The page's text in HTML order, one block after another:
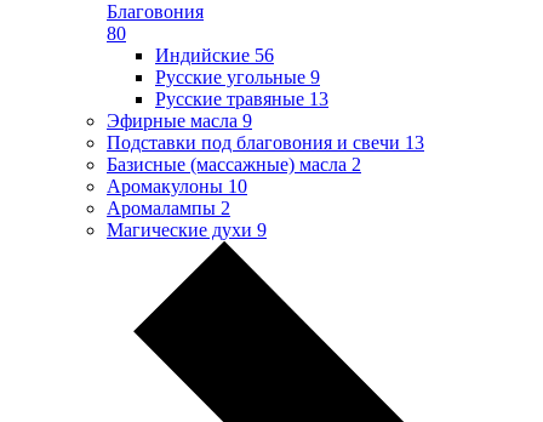
Благовония
80
Индийские 56
Русские угольные 9
Русские травяные 13
Эфирные масла 9
Подставки под благовония и свечи 13
Базисные (массажные) масла 2
Аромакулоны 10
Аромалампы 2
Магические духи 9